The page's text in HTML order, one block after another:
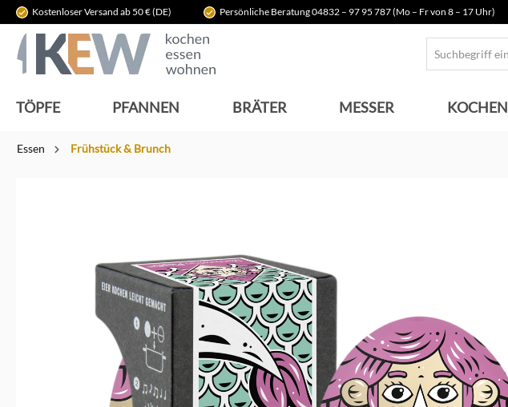
Zur Hauptnavigation springen
Kostenloser Versand ab 50 € (DE) Persönliche Beratung 04832 – 97 95 787 (Mo – Fr von 8 – 17 Uhr)
TÖPFE PFANNEN BRÄTER MESSER KOCHEN
Essen Frühstück & Brunch